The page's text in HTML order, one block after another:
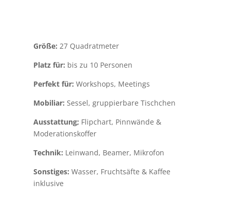
Größe: 27 Quadratmeter
Platz für: bis zu 10 Personen
Perfekt für: Workshops, Meetings
Mobiliar: Sessel, gruppierbare Tischchen
Ausstattung; Flipchart, Pinnwände &
Moderationskoffer
Technik: Leinwand, Beamer, Mikrofon
Sonstiges: Wasser, Fruchtsäfte & Kaffee
inklusive